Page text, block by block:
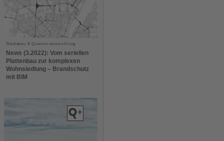
Städtebau & Quartiersentwicklung
News (3.2022): Vom seriellen
Plattenbau zur komplexen
Wohnsiedlung – Brandschutz
mit BIM